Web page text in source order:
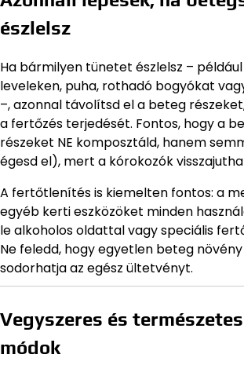
észlelsz
Ha bármilyen tünetet észlelsz –
leveleken, puha, rothadó bogyókat
–, azonnal távolítsd el a beteg
a fertőzés terjedését. Fontos, hogy a
részeket NE komposztáld, hanem
égesd el), mert a kórokozók
A fertőtlenítés is kiemelten fontos: a
egyéb kerti eszközöket minden
le alkoholos oldattal vagy speciális
Ne feledd, hogy egyetlen beteg
sodorhatja az egész ültetvényt.
Vegyszeres és
módok